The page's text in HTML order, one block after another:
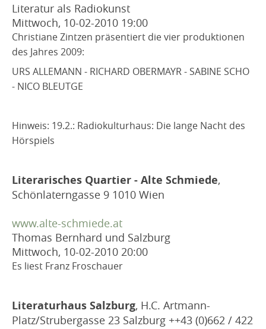
Literatur als Radiokunst
Mittwoch, 10-02-2010 19:00
Christiane Zintzen präsentiert die vier produktionen
des Jahres 2009:
URS ALLEMANN - RICHARD OBERMAYR - SABINE SCHO
- NICO BLEUTGE
Hinweis: 19.2.: Radiokulturhaus: Die lange Nacht des
Hörspiels
Literarisches Quartier - Alte Schmiede,
Schönlaterngasse 9 1010 Wien
www.alte-schmiede.at
Thomas Bernhard und Salzburg
Mittwoch, 10-02-2010 20:00
Es liest Franz Froschauer
Literaturhaus Salzburg, H.C. Artmann-
Platz/Strubergasse 23 Salzburg ++43 (0)662 / 422